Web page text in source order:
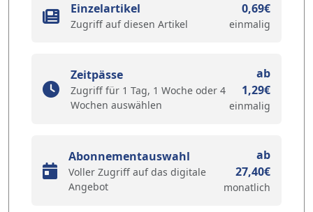
Einzelartikel
Zugriff auf diesen Artikel
0,69€
einmalig
Zeitpässe
Zugriff für 1 Tag, 1 Woche oder 4
Wochen auswählen
ab
1,29€
einmalig
Abonnementauswahl
Voller Zugriff auf das digitale
Angebot
ab
27,40€
monatlich